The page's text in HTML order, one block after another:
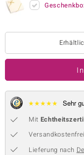
Collection
BY DE MELO
Collection
★★★★★ Sehr
Mit
Lieferung nach